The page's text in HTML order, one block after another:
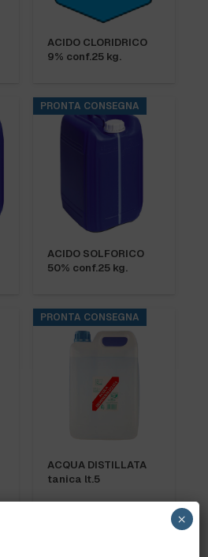
ACIDO CLORIDRICO
9% conf.25 kg.
PRONTA CONSEGNA
ACIDO SOLFORICO
50% conf.25 kg.
PRONTA CONSEGNA
ACQUA DISTILLATA
tanica lt.5
×